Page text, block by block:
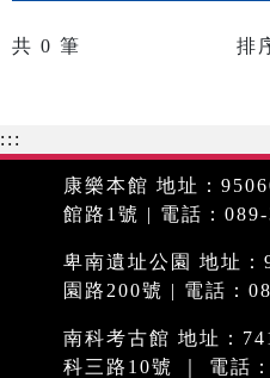
共 0 筆 排
:::
康樂本館 地址：
館路1號 | 電話：
卑南遺址公園 地址：
園路200號 | 電話：
南科考古館 地址：
科三路10號 ｜ 電話